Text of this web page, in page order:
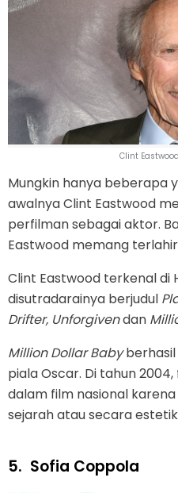
Clint
Mungkin hanya beberapa
awalnya Clint Eastwood
perfilman sebagai aktor.
Eastwood memang
Clint Eastwood terkenal di
disutradarainya berjudul
Drifter, Unforgivendan
Million Dollar Babyberhasil
piala Oscar. Di tahun 2004,
dalam film nasional
sejarah atau secara estetik
5. Sofia Coppola